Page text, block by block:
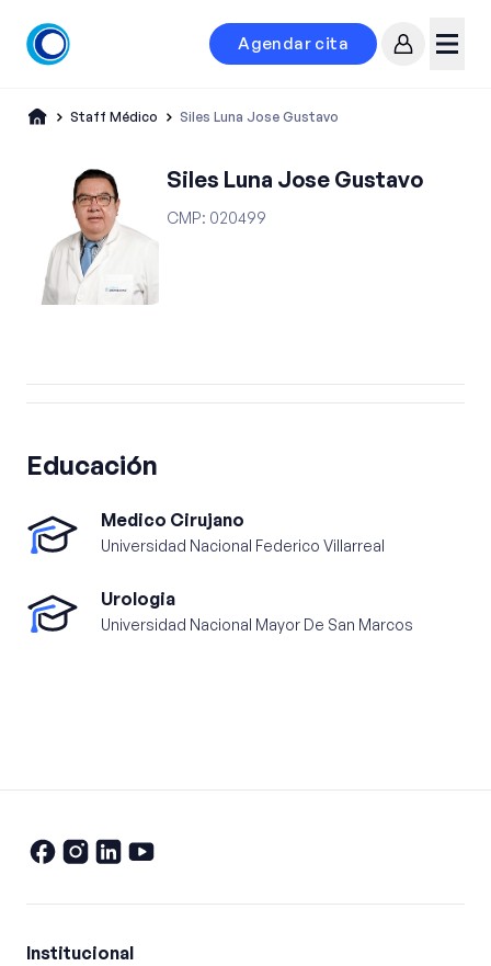
Agendar cita
Staff Médico Siles Luna Jose Gustavo
Siles Luna Jose Gustavo
CMP: 020499
Educación
Medico Cirujano
Universidad Nacional Federico Villarreal
Urologia
Universidad Nacional Mayor De San Marcos
Institucional